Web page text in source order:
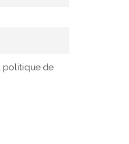
politique de